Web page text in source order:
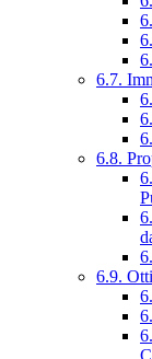
6.7.
6.8.
6.9.